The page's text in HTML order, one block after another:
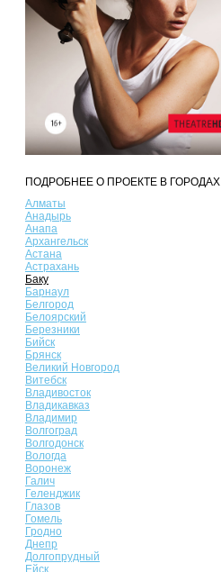
ПОДРОБНЕЕ О ПРОЕКТЕ В
Алматы
Анадырь
Анапа
Архангельск
Астана
Астрахань
Баку
Барнаул
Белгород
Белоярский
Березники
Бийск
Брянск
Великий Новгород
Витебск
Владивосток
Владикавказ
Владимир
Волгоград
Волгодонск
Вологда
Воронеж
Галич
Геленджик
Глазов
Гомель
Гродно
Днепр
Долгопрудный
Ейск